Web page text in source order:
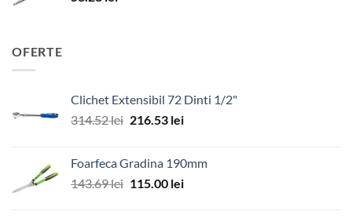
OFERTE
Clichet Extensibil 72 Dinti 1/2"
314.52lei Prețul
fost:
314.52 lei.
216.53 leiPrețul
216.53 lei.
Foarfeca Gradina 190mm
143.69lei Prețul
115.00 leiPrețul